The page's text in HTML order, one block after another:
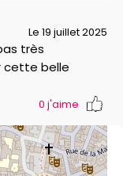
Le 19 juillet 2025
très
cette belle
0 j'aime